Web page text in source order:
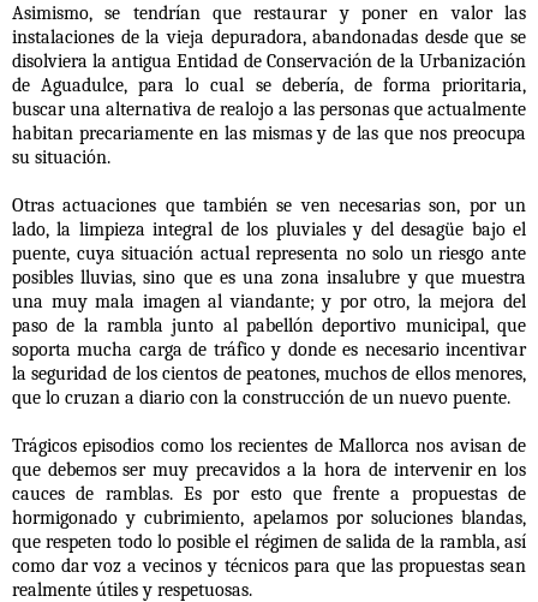
Asimismo, se tendrían que restaurar y poner en valor las
instalaciones de la vieja depuradora, abandonadas desde que se
disolviera la antigua Entidad de Conservación de la Urbanización
de Aguadulce, para lo cual se debería, de forma prioritaria,
buscar una alternativa de realojo a las personas que actualmente
habitan precariamente en las mismas y de las que nos preocupa
su situación.
Otras actuaciones que también se ven necesarias son, por un
lado, la limpieza integral de los pluviales y del desagüe bajo el
puente, cuya situación actual representa no solo un riesgo ante
posibles lluvias, sino que es una zona insalubre y que muestra
una muy mala imagen al viandante; y por otro, la mejora del
paso de la rambla junto al pabellón deportivo municipal, que
soporta mucha carga de tráfico y donde es necesario incentivar
la seguridad de los cientos de peatones, muchos de ellos menores,
que lo cruzan a diario con la construcción de un nuevo puente.
Trágicos episodios como los recientes de Mallorca nos avisan de
que debemos ser muy precavidos a la hora de intervenir en los
cauces de ramblas. Es por esto que frente a propuestas de
hormigonado y cubrimiento, apelamos por soluciones blandas,
que respeten todo lo posible el régimen de salida de la rambla, así
como dar voz a vecinos y técnicos para que las propuestas sean
realmente útiles y respetuosas.